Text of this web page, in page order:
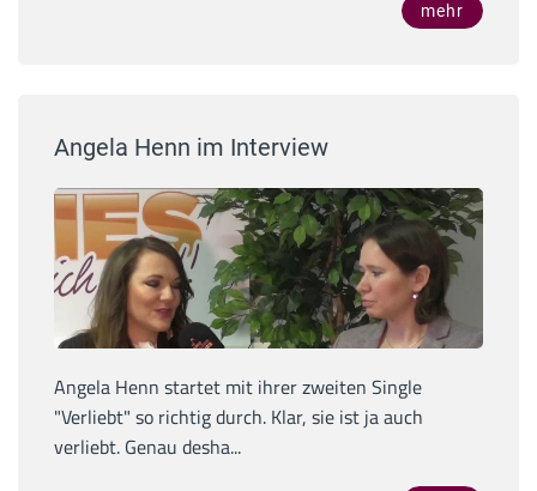
mehr
Angela Henn im Interview
Angela Henn startet mit ihrer zweiten Single
"Verliebt" so richtig durch. Klar, sie ist ja auch
verliebt. Genau desha...